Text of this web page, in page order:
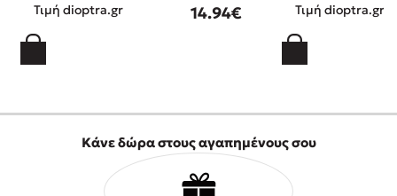
Τιμή dioptra.gr 14.94€ Τιμή dioptra.gr
Κάνε δώρα στους αγαπημένους σου